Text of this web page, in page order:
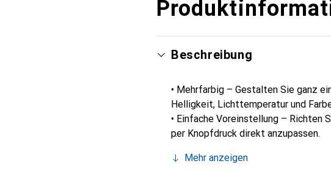
Beschreibung
• Mehrfarbig – Gestalten Sie ganz einfach Szenarien für Ihre tägliche Routine oder Aktivitäten, indem Sie
Helligkeit, Lichttemperatur und
• Einfache Voreinstellung – Richten
per Knopfdruck direkt anzupassen.
• Sonnenauf- und -
Mehr anzeigen